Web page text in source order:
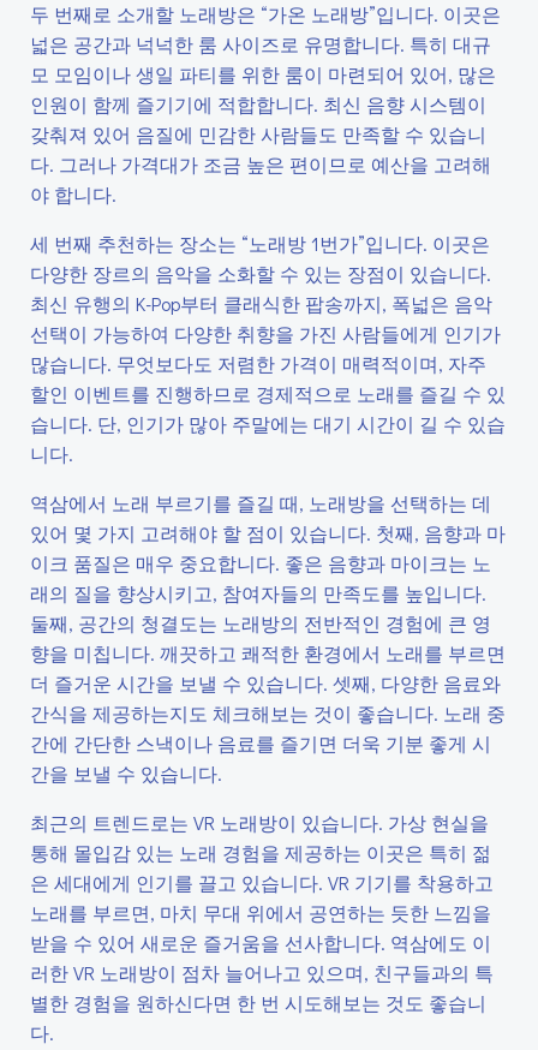
두 번째로 소개할 노래방은 “가온 노래방”입니다. 이곳은
넓은 공간과 넉넉한 룸 사이즈로 유명합니다. 특히 대규
모 모임이나 생일 파티를 위한 룸이 마련되어 있어, 많은
인원이 함께 즐기기에 적합합니다. 최신 음향 시스템이
갖춰져 있어 음질에 민감한 사람들도 만족할 수 있습니
다. 그러나 가격대가 조금 높은 편이므로 예산을 고려해
야 합니다.
세 번째 추천하는 장소는 “노래방 1번가”입니다. 이곳은
다양한 장르의 음악을 소화할 수 있는 장점이 있습니다.
최신 유행의 K-Pop부터 클래식한 팝송까지, 폭넓은 음악
선택이 가능하여 다양한 취향을 가진 사람들에게 인기가
많습니다. 무엇보다도 저렴한 가격이 매력적이며, 자주
할인 이벤트를 진행하므로 경제적으로 노래를 즐길 수 있
습니다. 단, 인기가 많아 주말에는 대기 시간이 길 수 있습
니다.
역삼에서 노래 부르기를 즐길 때, 노래방을 선택하는 데
있어 몇 가지 고려해야 할 점이 있습니다. 첫째, 음향과 마
이크 품질은 매우 중요합니다. 좋은 음향과 마이크는 노
래의 질을 향상시키고, 참여자들의 만족도를 높입니다.
둘째, 공간의 청결도는 노래방의 전반적인 경험에 큰 영
향을 미칩니다. 깨끗하고 쾌적한 환경에서 노래를 부르면
더 즐거운 시간을 보낼 수 있습니다. 셋째, 다양한 음료와
간식을 제공하는지도 체크해보는 것이 좋습니다. 노래 중
간에 간단한 스낵이나 음료를 즐기면 더욱 기분 좋게 시
간을 보낼 수 있습니다.
최근의 트렌드로는 VR 노래방이 있습니다. 가상 현실을
통해 몰입감 있는 노래 경험을 제공하는 이곳은 특히 젊
은 세대에게 인기를 끌고 있습니다. VR 기기를 착용하고
노래를 부르면, 마치 무대 위에서 공연하는 듯한 느낌을
받을 수 있어 새로운 즐거움을 선사합니다. 역삼에도 이
러한 VR 노래방이 점차 늘어나고 있으며, 친구들과의 특
별한 경험을 원하신다면 한 번 시도해보는 것도 좋습니
다.